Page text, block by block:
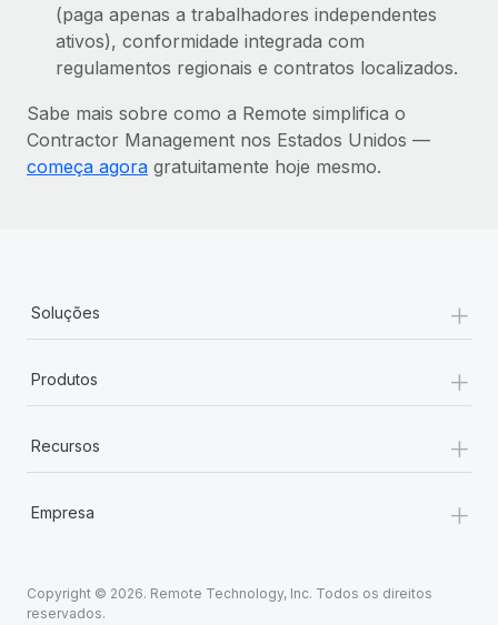
(paga apenas a trabalhadores independentes
ativos), conformidade integrada com
regulamentos regionais e contratos localizados.
Sabe mais sobre como a Remote simplifica o
Contractor Management nos Estados Unidos —
começa agora gratuitamente hoje mesmo.
Soluções +
Produtos +
Recursos +
Empresa +
Copyright © 2026. Remote Technology, Inc. Todos os direitos
reservados.